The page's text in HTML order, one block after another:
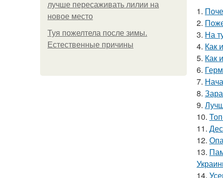
лучше пересаживать лилии на
новое место
Туя пожелтела после зимы.
Естественные причины
1.
2.
3. На
4. Как
5. Как
6.
7.
8.
9.
10.
11.
12.
13.
14.